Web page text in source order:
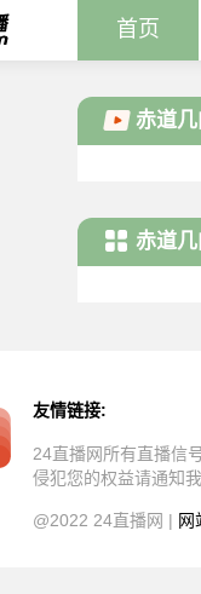
首页
赤道
赤道
友情链接:
24直播网所有直播信
侵犯您的权益请通知
@2022 24直播网 | 网